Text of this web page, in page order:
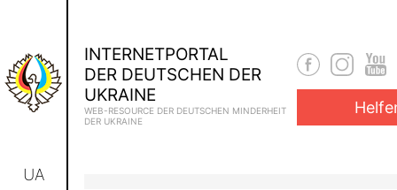
UA
INTERNETPORTAL
DER DEUTSCHEN DER
UKRAINE
WEB-RESOURCE DER DEUTSCHEN MINDERHEIT
DER UKRAINE